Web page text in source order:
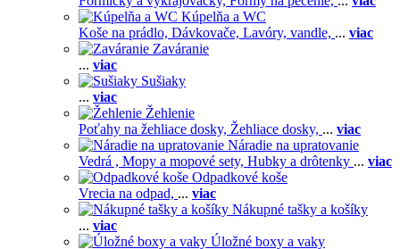
Kúpelňa a WC
Koše na prádlo, Dávkovače, Lavóry, vandle, ... viac
Zaváranie
... viac
Sušiaky
... viac
Žehlenie
Poťahy na žehliace dosky, Žehliace dosky, ... viac
Náradie na upratovanie
Vedrá , Mopy a mopové sety, Hubky a drôtenky ... viac
Odpadkové koše
Vrecia na odpad, ... viac
Nákupné tašky a košíky
... viac
Úložné boxy a vaky